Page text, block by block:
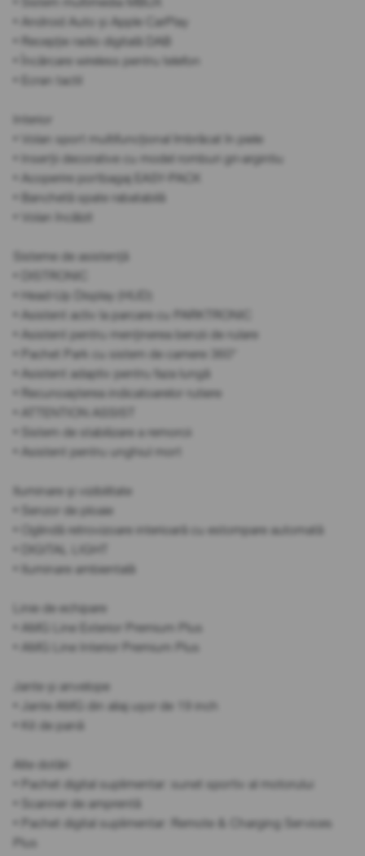
• Android Auto și Apple CarPlay
• Recepție radio digitală DAB
• Încărcare wireless pentru telefon
• Ecran tactil
Interior
• Volan sport multifuncțional îmbrăcat în piele
• Inserții decorative cu model romburi gri-argintiu
• Acoperire portbagaj EASY-PACK
• Banchetă spate rabatabilă
• Volan încălzit
Sisteme de asistență
• DISTRONIC
• Head-Up Display (HUD)
• Asistent activ la parcare cu PARKTRONIC
• Asistent pentru menținerea benzii de rulare
• Pachet Park cu sistem de camere 360°
• Asistent adaptiv pentru faza lungă
• Recunoașterea indicatoarelor rutiere
• ATTENTION ASSIST
• Sistem de stabilizare a remorcii
• Asistent pentru unghiul mort
Iluminare și vizibilitate
• Senzor de ploaie
• Oglindă retrovizoare interioară cu estompare automată
• DIGITAL LIGHT
• Iluminare ambientală
Linie de echipare
• AMG Line Exterior Premium Plus
• AMG Line Interior Premium Plus
Jante și anvelope
• Jante AMG din aliaj ușor de 19 inch
• Kit de pană
Alte dotări
• Pachet digital suplimentar: sunet sportiv al motorului
• Scanner de amprentă
• Pachet digital suplimentar: Remote & Charging Services
Plus